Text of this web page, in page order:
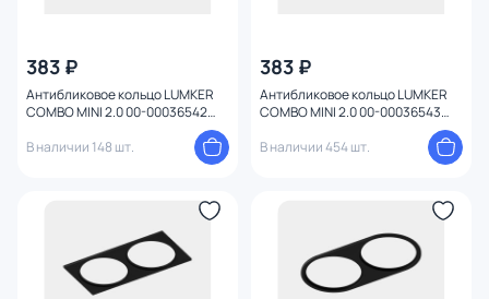
383 ₽
Антибликовое кольцо LUMKER
COMBO MINI 2.0 00-00036542
В наличии 148 шт.
383 ₽
Антибликовое кольцо LUMKER
COMBO MINI 2.0 00-00036543
В наличии 454 шт.